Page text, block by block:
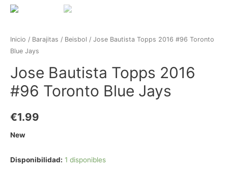
Inicio / Barajitas / Beisbol / Jose Bautista Topps 2016 #96 Toronto
Blue Jays
Jose Bautista Topps 2016
#96 Toronto Blue Jays
€1.99
New
Disponibilidad: 1 disponibles